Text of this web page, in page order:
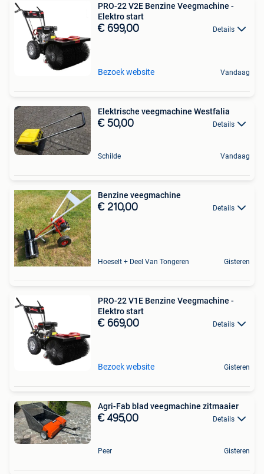
PRO-22 V2E Benzine Veegmachine -
Elektro start
€ 699,00 Details
Bezoek website Vandaag
Elektrische veegmachine Westfalia
€ 50,00 Details
Schilde Vandaag
Benzine veegmachine
€ 210,00 Details
Hoeselt + Deel Van Tongeren Gisteren
PRO-22 V1E Benzine Veegmachine -
Elektro start
€ 669,00 Details
Bezoek website Gisteren
Agri-Fab blad veegmachine zitmaaier
€ 495,00 Details
Peer Gisteren